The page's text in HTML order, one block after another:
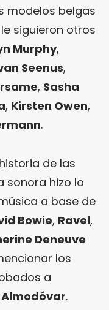
modelos belgas
siguieron otros
Murphy,
Seenus,
, Sasha
, Kirsten Owen,
.
de las
sonora hizo lo
a base de
Bowie, Ravel,
Deneuve
los
a
.